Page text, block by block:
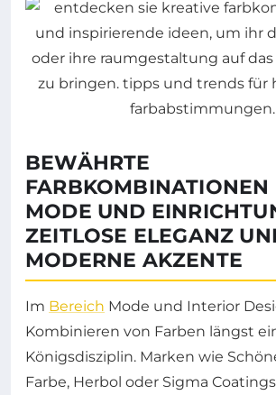
BEWÄHRTE
FARBKOMBINATIONEN
MODE UND
ZEITLOSE ELEGANZ
MODERNE AKZENTE
Im Bereich Mode und Interior
Kombinieren von Farben längst
Königsdisziplin. Marken wie
Farbe, Herbol oder Sigma